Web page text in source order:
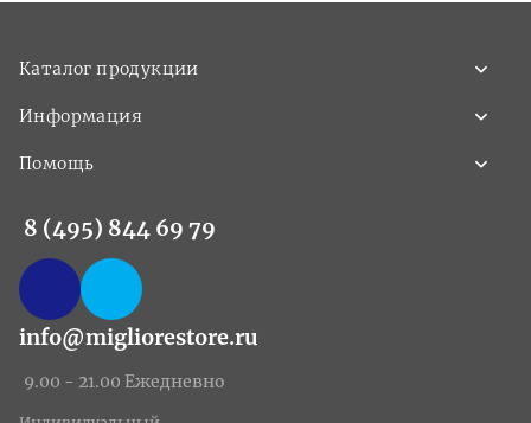
Каталог продукции
Информация
Помощь
8 (495) 844 69 79
info@migliorestore.ru
9.00 - 21.00 Ежедневно